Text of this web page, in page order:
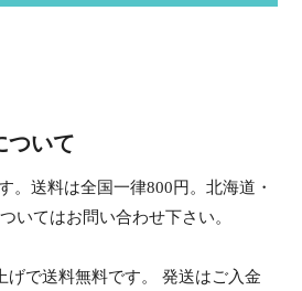
ついて
。送料は全国一律800円。北海道・
いてはお問い合わせ下さい。
げで送料無料です。 発送はご入金